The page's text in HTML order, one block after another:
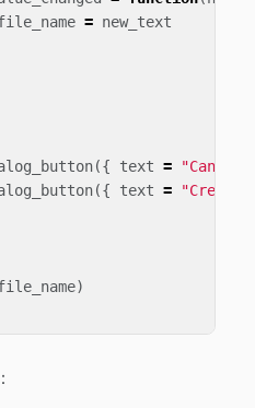
= new_text
({ text = "Cancel"
({ text =
"Create
)